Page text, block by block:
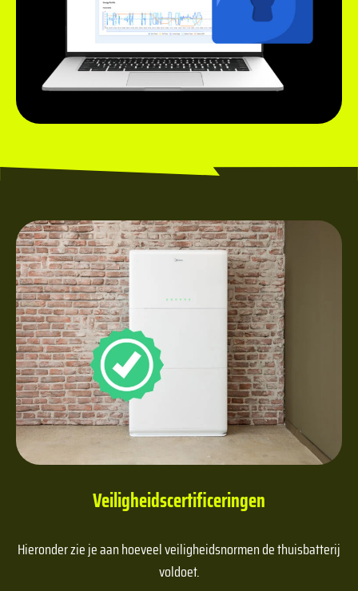
Veiligheidscertificeringen
Hieronder zie je aan hoeveel veiligheidsnormen de thuisbatterij
voldoet.